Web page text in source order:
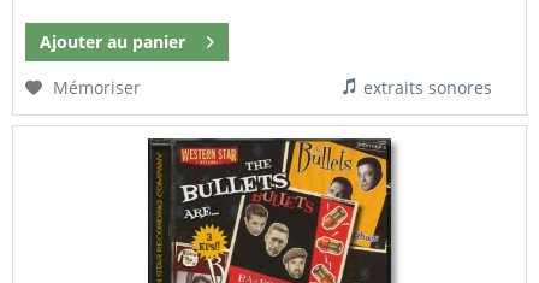
Ajouter au panier
Mémoriser
extraits sonores